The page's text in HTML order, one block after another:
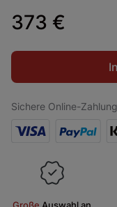
373 €
Sichere Online-
Große Auswahl an